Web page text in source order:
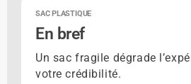
SAC PLASTIQUE
En bref
Un sac fragile dégrade
votre crédibilité.